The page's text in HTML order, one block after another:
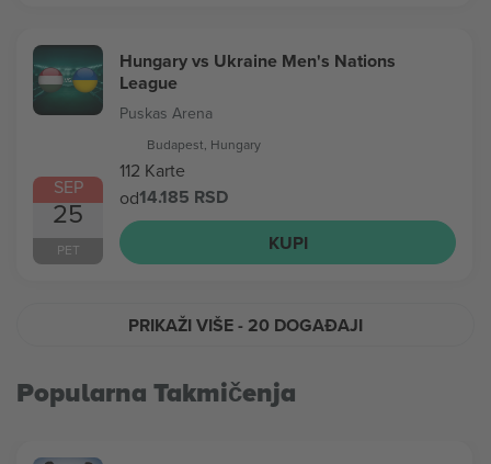
SEP
25
PET
Hungary vs Ukraine Men's Nations
League
Puskas Arena
Budapest, Hungary
112 Karte
od14.185 RSD
KUPI
PRIKAŽI VIŠE- 20 DOGAĐAJI
Popularna Takmičenja